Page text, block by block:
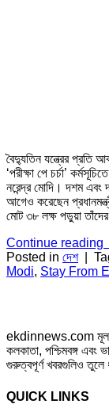
বৈদ্যুতিন যন্ত্রের প্রতি
‘পরীক্ষা পে চর্চা’
নরেন্দ্র মোদি। দশম এবং
আগেও করেছেন
মোট ৩৮ লক্ষ পড়ুয়া
Continue reading
Posted in দেশ
Modi, Stay From
ekdinnews.com মূলত
কলকাতা, পশ্চিমবঙ্গ এবং
গুরুত্বপূর্ণ খবরগুলিও তুলে
QUICK LINKS